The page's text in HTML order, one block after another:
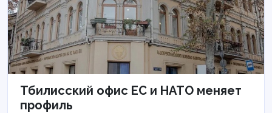
Тбилисский офис ЕС и НАТО меняет
профиль